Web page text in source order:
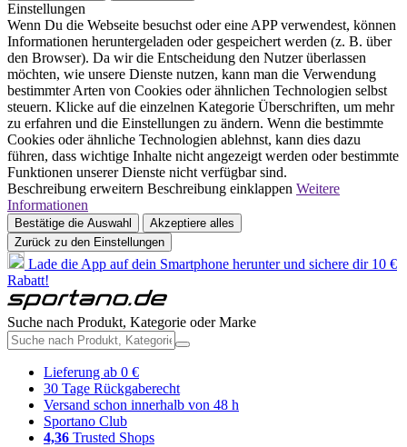
Einstellungen
Wenn Du die Webseite besuchst oder eine APP verwendest, können
Informationen heruntergeladen oder gespeichert werden (z. B. über
den Browser). Da wir die Entscheidung den Nutzer überlassen
möchten, wie unsere Dienste nutzen, kann man die Verwendung
bestimmter Arten von Cookies oder ähnlichen Technologien selbst
steuern. Klicke auf die einzelnen Kategorie Überschriften, um mehr
zu erfahren und die Einstellungen zu ändern. Wenn die bestimmte
Cookies oder ähnliche Technologien ablehnst, kann dies dazu
führen, dass wichtige Inhalte nicht angezeigt werden oder bestimmte
Funktionen unserer Dienste nicht verfügbar sind.
Beschreibung erweitern Beschreibung einklappen Weitere
Informationen
Bestätige die Auswahl
Akzeptiere alles
Zurück zu den Einstellungen
Lade die App auf dein Smartphone herunter und sichere dir 10 €
Rabatt!
Suche nach Produkt, Kategorie oder Marke
Lieferung ab 0 €
30 Tage Rückgaberecht
Versand schon innerhalb von 48 h
Sportano Club
4,36 Trusted Shops